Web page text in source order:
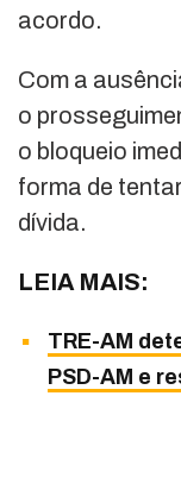
acordo.
Com a
o
o bloqueio
forma de
dívida.
LEIA MAIS:
TRE-AM
PSD-AM e